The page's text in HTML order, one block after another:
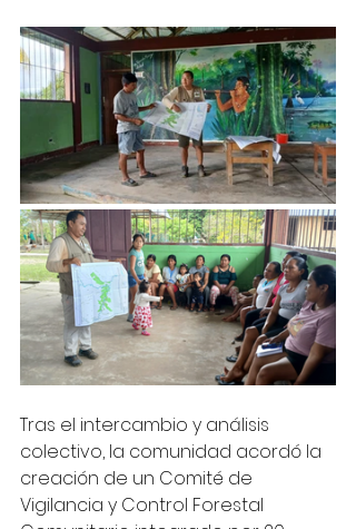
Tras el intercambio y análisis
colectivo, la comunidad acordó la
creación de un Comité de
Vigilancia y Control Forestal